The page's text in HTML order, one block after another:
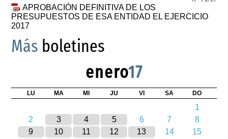
APROBACIÓN DEFINITIVA DE LOS
PRESUPUESTOS DE ESA ENTIDAD EL EJERCICIO
2017
Más boletines
enero17
LU MA MI JU VI SA DO
1
2
3 4 5 6 7
8
9
10 11 12 13 14
15